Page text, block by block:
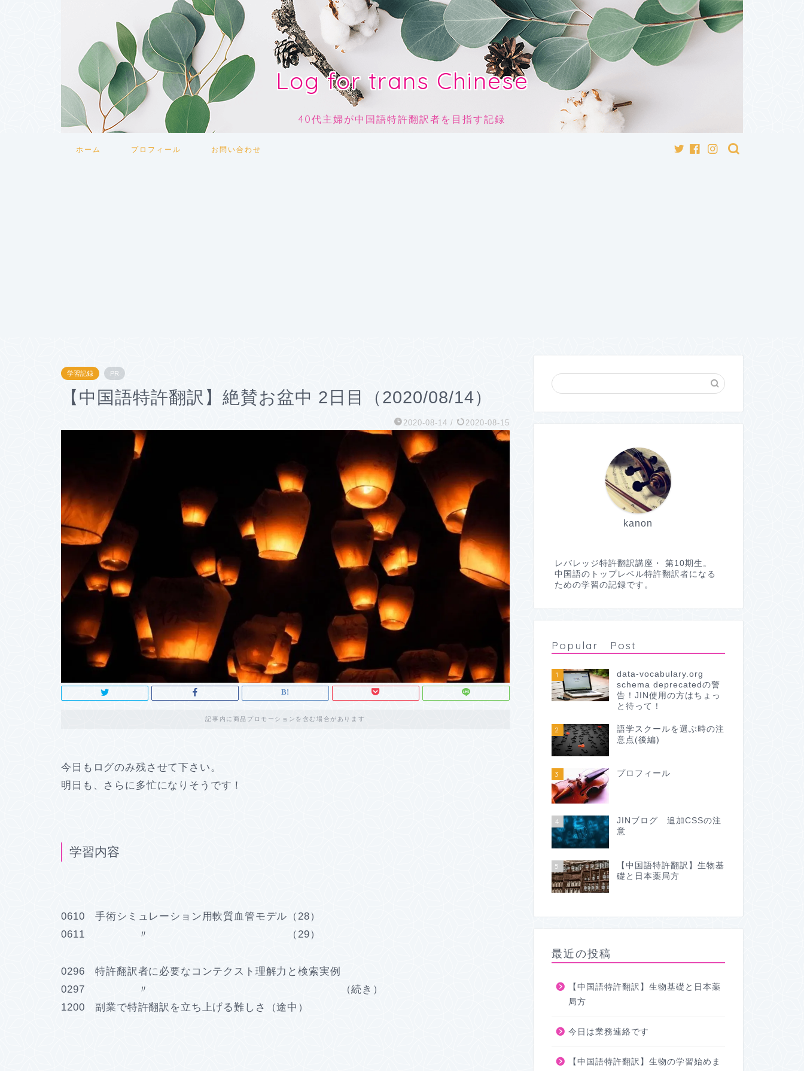
Log for trans Chinese
40代主婦が中国語特許翻訳者を目指す記録
ホーム プロフィール お問い合わせ
学習記録 PR
【中国語特許翻訳】絶賛お盆中 2日目（2020/08/14）
2020-08-14 / 2020-08-15
記事内に商品プロモーションを含む場合があります
今日もログのみ残させて下さい。
明日も、さらに多忙になりそうです！
学習内容
0610 手術シミュレーション用軟質血管モデル（28）
0611 〃 （29）
0296 特許翻訳者に必要なコンテクスト理解力と検索実例
0297 〃 （続き）
1200 副業で特許翻訳を立ち上げる難しさ（途中）
kanon
レバレッジ特許翻訳講座・ 第10期生。
中国語のトップレベル特許翻訳者になる
ための学習の記録です。
Popular Post
1
data-vocabulary.org
schema deprecatedの警
告！JIN使用の方はちょっ
と待って！
2
語学スクールを選ぶ時の注
意点(後編)
3 プロフィール
4
JINブログ 追加CSSの注
意
5
【中国語特許翻訳】生物基
礎と日本薬局方
最近の投稿
【中国語特許翻訳】生物基礎と日本薬
局方
今日は業務連絡です
【中国語特許翻訳】生物の学習始めま